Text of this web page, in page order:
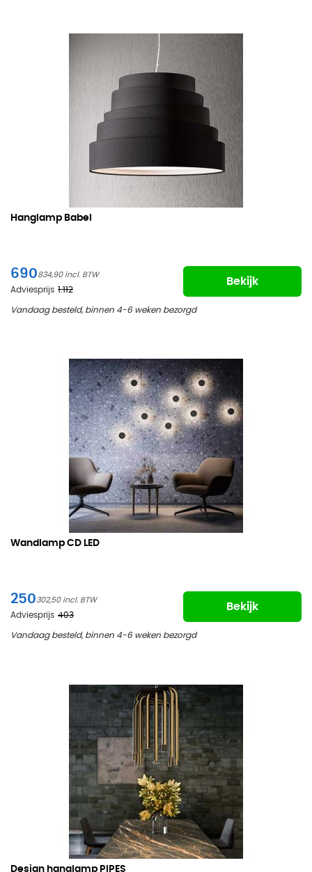
Hanglamp Babel
690834,90
Adviesprijs 1.112
Bekijk
Vandaag besteld, binnen 4-6 weken bezorgd
Wandlamp CD LED
250302,50
Adviesprijs 403
Bekijk
Vandaag besteld, binnen 4-6 weken bezorgd
Design hanglamp PIPES